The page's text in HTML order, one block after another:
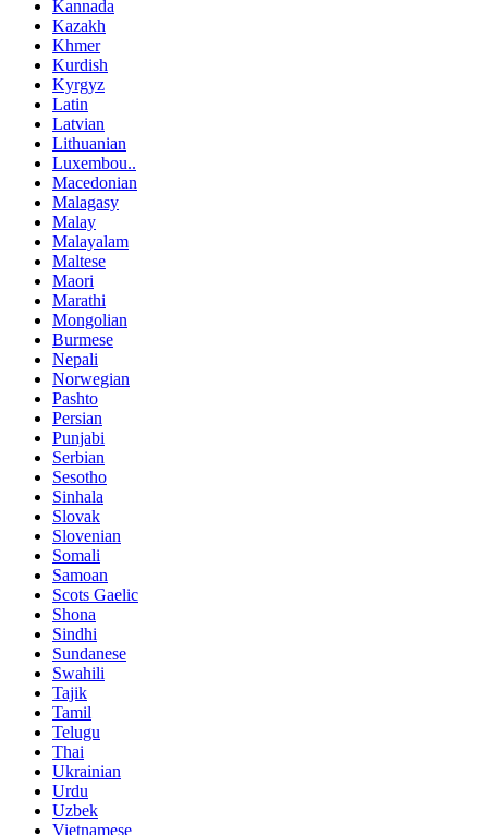
Kannada
Kazakh
Khmer
Kurdish
Kyrgyz
Latin
Latvian
Lithuanian
Luxembou..
Macedonian
Malagasy
Malay
Malayalam
Maltese
Maori
Marathi
Mongolian
Burmese
Nepali
Norwegian
Pashto
Persian
Punjabi
Serbian
Sesotho
Sinhala
Slovak
Slovenian
Somali
Samoan
Scots Gaelic
Shona
Sindhi
Sundanese
Swahili
Tajik
Tamil
Telugu
Thai
Ukrainian
Urdu
Uzbek
Vietnamese